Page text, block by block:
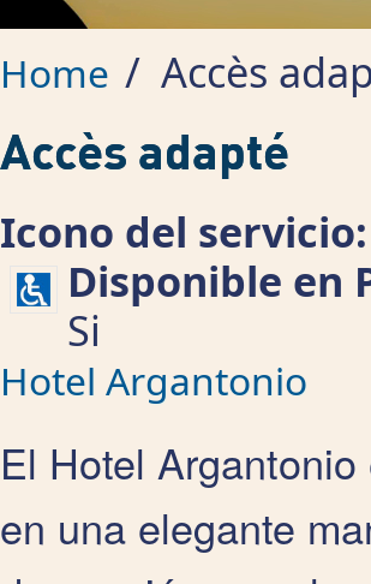
Home / Accès
Accès adapté
Icono del servicio:
Disponible en
Si
Hotel Argantonio
El Hotel
en una elegante